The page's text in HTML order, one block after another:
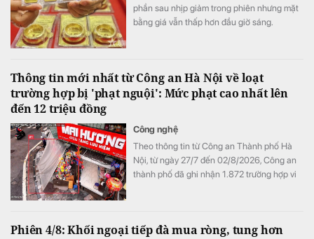
phần sau nhịp giảm trong phiên nhưng mặt
bằng giá vẫn thấp hơn đầu giờ sáng.
Thông tin mới nhất từ Công an Hà Nội về loạt
trường hợp bị 'phạt nguội': Mức phạt cao nhất lên
đến 12 triệu đồng
Công nghệ
Theo thông tin từ Công an Thành phố Hà
Nội, từ ngày 27/7 đến 02/8/2026, Công an
thành phố đã ghi nhận 1.872 trường hợp vi
nâng cao hiệu quả giám sát trật tự giao
Phiên 4/8: Khối ngoại tiếp đà mua ròng, tung hơn